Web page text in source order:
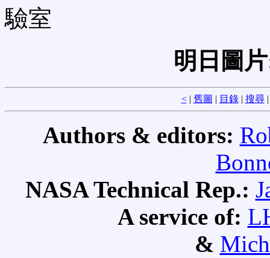
驗室
明日圖
<| 舊圖 | 目錄| 搜尋
Authors & editors:
NASA Technical Rep.:
A service of:
&